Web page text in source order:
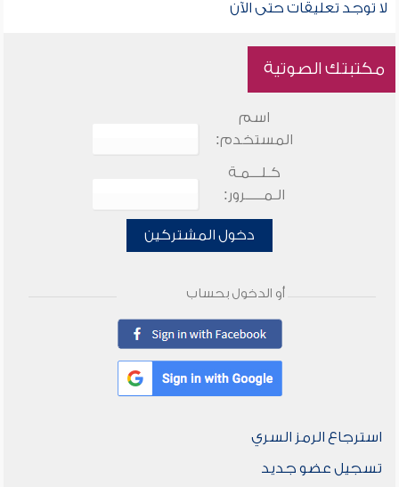
لا توجد تعليقات حتى الآن
مكتبتك الصوتية
اسم
المستخدم:
كـلـــمـة
الـمـــــرور:
دخول المشتركين
أو الدخول بحساب
استرجاع الرمز السري
تسجيل عضو جديد